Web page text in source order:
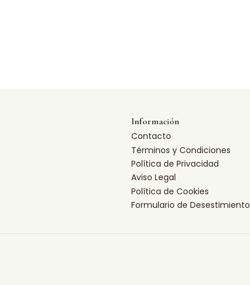
Información
Contacto
Términos y Condiciones
Política de Privacidad
Aviso Legal
Política de Cookies
Formulario de Desestimiento